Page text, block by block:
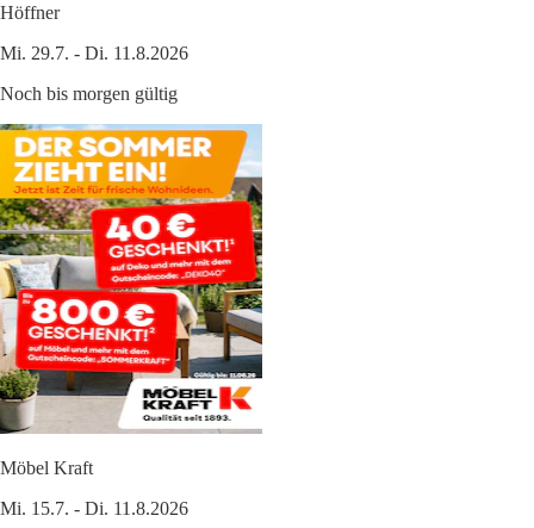
Höffner
Mi. 29.7. - Di. 11.8.2026
Noch bis morgen gültig
Möbel Kraft
Mi. 15.7. - Di. 11.8.2026